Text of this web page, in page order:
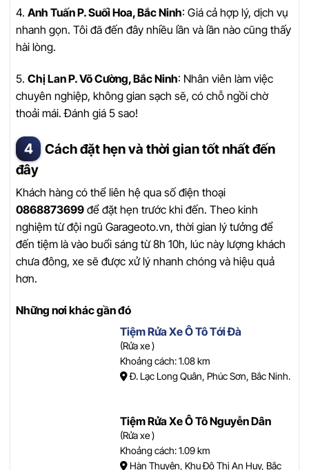
4. Anh Tuấn P. Suối Hoa, Bắc Ninh: Giá cả hợp lý, dịch vụ
nhanh gọn. Tôi đã đến đây nhiều lần và lần nào cũng thấy
hài lòng.
5. Chị Lan P. Võ Cường, Bắc Ninh: Nhân viên làm việc
chuyên nghiệp, không gian sạch sẽ, có chỗ ngồi chờ
thoải mái. Đánh giá 5 sao!
Cách đặt hẹn và thời gian tốt nhất đến
đây
Khách hàng có thể liên hệ qua số điện thoại
0868873699 để đặt hẹn trước khi đến. Theo kinh
nghiệm từ đội ngũ Garageoto.vn, thời gian lý tưởng để
đến tiệm là vào buổi sáng từ 8h 10h, lúc này lượng khách
chưa đông, xe sẽ được xử lý nhanh chóng và hiệu quả
hơn.
Những nơi khác gần đó
Tiệm Rửa Xe Ô Tô Tới Đà
(Rửa xe )
Khoảng cách: 1.08 km
Đ. Lạc Long Quân, Phúc Sơn, Bắc Ninh.
Tiệm Rửa Xe Ô Tô Nguyễn Dân
(Rửa xe )
Khoảng cách: 1.09 km
Hàn Thuyên, Khu Đô Thị An Huy, Bắc